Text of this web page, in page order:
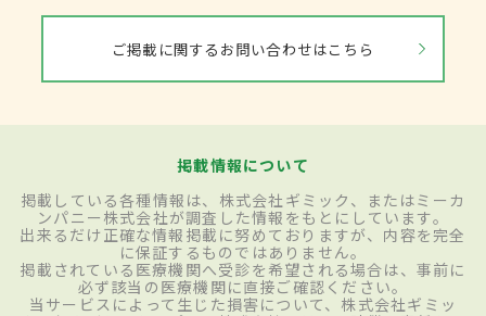
ご掲載に関するお問い合わせはこちら
掲載情報について
掲載している各種情報は、株式会社ギミック、またはミーカ
ンパニー株式会社が調査した情報をもとにしています。
出来るだけ正確な情報掲載に努めておりますが、内容を完全
に保証するものではありません。
掲載されている医療機関へ受診を希望される場合は、事前に
必ず該当の医療機関に直接ご確認ください。
当サービスによって生じた損害について、株式会社ギミッ